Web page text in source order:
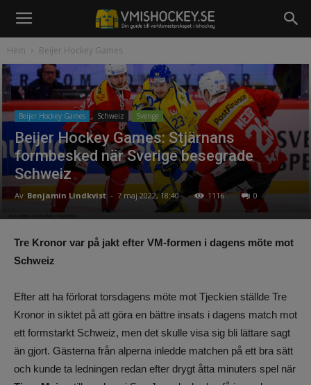
Hem Beijer Hockey Games
Beijer Hockey Games Schweiz Sverige
Beijer Hockey Games: Stjärnans
formbesked när Sverige besegrade
Schweiz
Av Benjamin Lindkvist - 7 maj 2022, 18:40 1116 0
Tre Kronor var på jakt efter VM-formen i dagens möte mot
Schweiz
Efter att ha förlorat torsdagens möte mot Tjeckien ställde Tre
Kronor in siktet på att göra en bättre insats i dagens match mot
ett formstarkt Schweiz, men det skulle visa sig bli lättare sagt
än gjort. Gästerna från alperna inledde matchen på ett bra sätt
och kunde ta ledningen redan efter drygt åtta minuters spel när